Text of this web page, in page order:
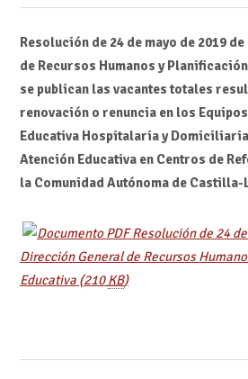
Resolución de 24 de mayo de 2019
de Recursos Humanos y
se publican las vacantes totales
renovación o renuncia en los
Educativa Hospitalaria y Domiciliaria
Atención Educativa en Centros de
la Comunidad Autónoma de Castilla-
Resolución de 24
Dirección General de Recursos
Educativa(210KB)